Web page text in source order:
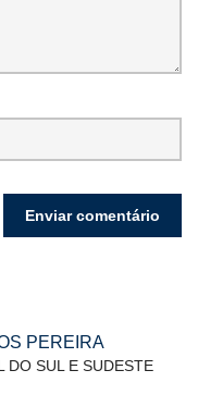
PEREIRA
DO SUL E SUDESTE